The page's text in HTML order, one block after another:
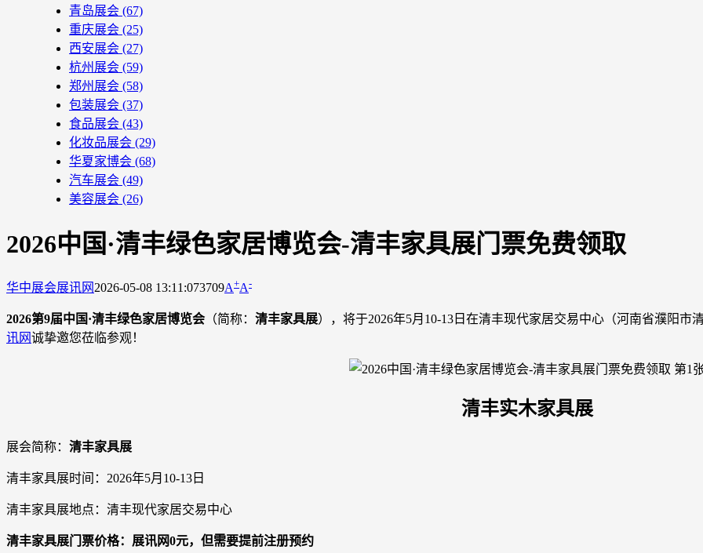
青岛展会 (67)
重庆展会 (25)
西安展会 (27)
杭州展会 (59)
郑州展会 (58)
包装展会 (37)
食品展会 (43)
化妆品展会 (29)
华夏家博会 (68)
汽车展会 (49)
美容展会 (26)
2026中国·清丰绿色家居博览会-清丰家具展门票免费领取
华中展会展讯网 2026-05-08 13:11:073709A+A-
2026第9届中国·清丰绿色家居博览会 （简称： 清丰家具展），将于2026年5月10-13日在清丰现代家居交易中心（河南省濮阳市
讯网诚挚邀您莅临参观！
清丰实木家具展
展会简称： 清丰家具展
清丰家具展时间：2026年5月10-13日
清丰家具展地点：清丰现代家居交易中心
清丰家具展门票价格：展讯网0元，但需要提前注册预约